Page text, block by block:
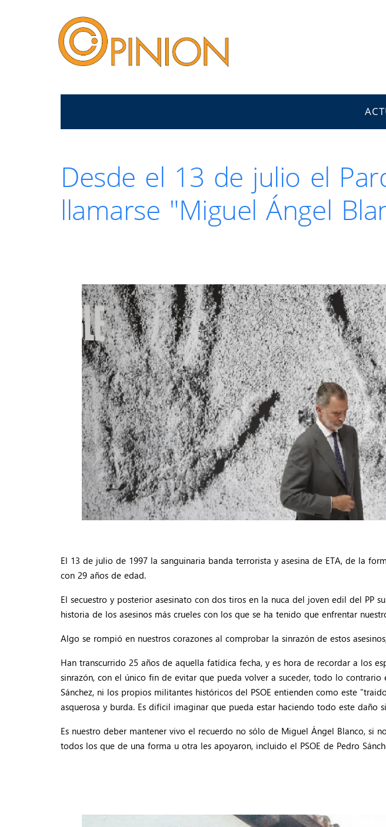
Desde el 13 de julio el
llamarse "Miguel Ángel
El 13 de julio de 1997 la sanguinaria banda terrorista y asesina de ETA, de la
con 29 años de edad.
El secuestro y posterior asesinato con dos tiros en la nuca del joven edil del PP
historia de los asesinos más crueles con los que se ha tenido que enfrentar
Algo se rompió en nuestros corazones al comprobar la sinrazón de estos
Han transcurrido 25 años de aquella fatídica fecha, y es hora de recordar a los
sinrazón, con el único fin de evitar que pueda volver a suceder, todo lo
Sánchez, ni los propios militantes históricos del PSOE entienden como este
asquerosa y burda. Es difícil imaginar que pueda estar haciendo todo este
Es nuestro deber mantener vivo el recuerdo no sólo de Miguel Ángel Blanco, si
todos los que de una forma u otra les apoyaron, incluido el PSOE de Pedro